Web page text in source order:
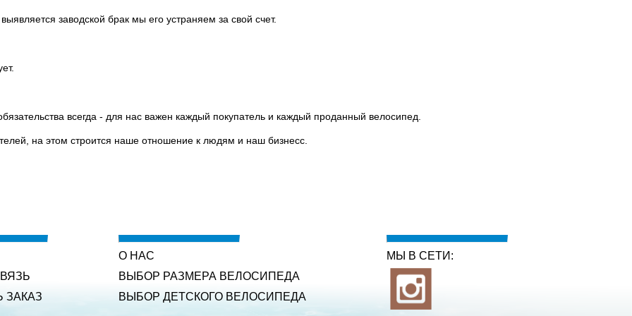
заводской брак мы его устраняем за свой счет.
всегда - для нас важен каждый покупатель и каждый проданный велосипед.
на этом строится наше отношение к людям и наш бизнесс.
ЗАКАЗ
О НАС
ВЫБОР РАЗМЕРА ВЕЛОСИПЕДА
ВЫБОР ДЕТСКОГО ВЕЛОСИПЕДА
МЫ В СЕТИ: